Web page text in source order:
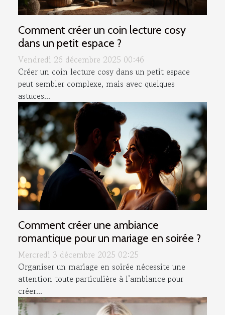
Comment créer un coin lecture cosy
dans un petit espace ?
Vendredi 26 décembre 2025 00:46
Créer un coin lecture cosy dans un petit espace
peut sembler complexe, mais avec quelques
astuces...
Comment créer une ambiance
romantique pour un mariage en soirée ?
Mercredi 3 décembre 2025 02:25
Organiser un mariage en soirée nécessite une
attention toute particulière à l’ambiance pour
créer...